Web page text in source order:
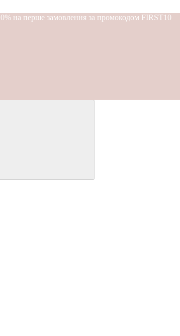
на перше замовлення за промокодом FIRST10